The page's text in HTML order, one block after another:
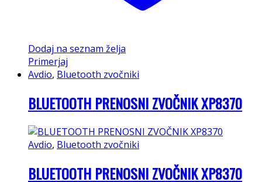
Dodaj na seznam želja
Primerjaj
Avdio, Bluetooth zvočniki
BLUETOOTH PRENOSNI ZVOČNIK XP8370
Avdio, Bluetooth zvočniki
BLUETOOTH PRENOSNI ZVOČNIK XP8370